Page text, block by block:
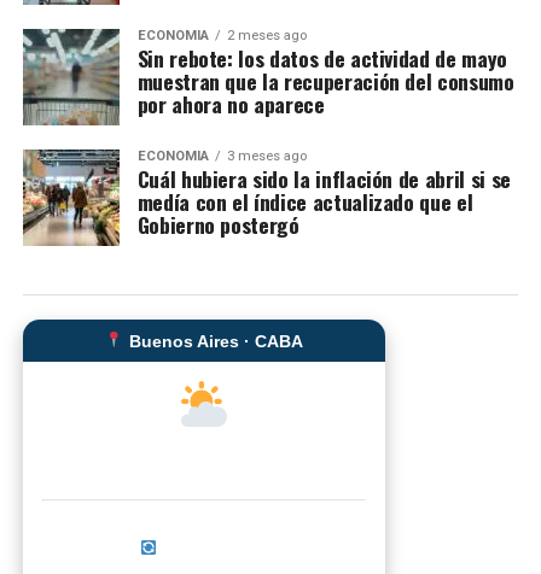
ECONOMIA 2 meses ago
Sin rebote: los datos de actividad de mayo
muestran que la recuperación del consumo
por ahora no aparece
ECONOMIA 3 meses ago
Cuál hubiera sido la inflación de abril si se
medía con el índice actualizado que el
Gobierno postergó
Buenos Aires · CABA